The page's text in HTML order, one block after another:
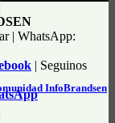
InfoBrandsen
| WhatsApp:
| Seguinos